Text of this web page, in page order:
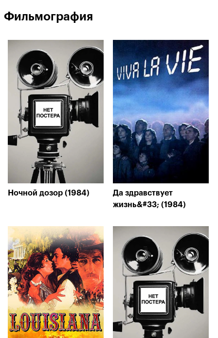
Фильмография
Ночной дозор (1984)
Да здравствует
жизнь&#33; (1984)